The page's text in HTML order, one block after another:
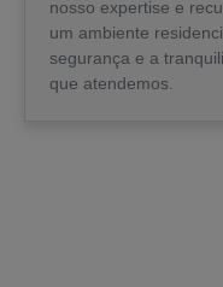
nosso expertise e
um ambiente
segurança e a
que atendemos.